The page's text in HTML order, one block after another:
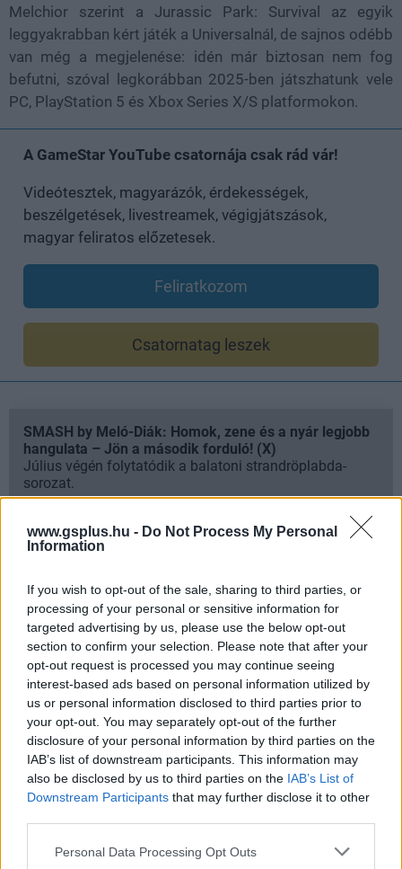
www.gsplus.hu - Do Not Process My Personal
Information
If you wish to opt-out of the sale, sharing to third parties, or
processing of your personal or sensitive information for
targeted advertising by us, please use the below opt-out
section to confirm your selection. Please note that after your
opt-out request is processed you may continue seeing
interest-based ads based on personal information utilized by
us or personal information disclosed to third parties prior to
your opt-out. You may separately opt-out of the further
disclosure of your personal information by third parties on the
IAB’s list of downstream participants. This information may
also be disclosed by us to third parties on the IAB’s List of
Downstream Participants that may further disclose it to other
Please note that this website/app uses one or more Google
Personal Data Processing Opt Outs
Melchior szerint a Jurassic Park: Survival az egyik
leggyakrabban kért játék a Universalnál, de sajnos odébb
van még a megjelenése: idén már biztosan nem fog
befutni, szóval legkorábban 2025-ben játszhatunk vele
PC, PlayStation 5 és Xbox Series X/S platformokon.
A GameStar YouTube csatornája csak rád vár!
Videótesztek, magyarázók, érdekességek,
beszélgetések, livestreamek, végigjátszások,
magyar feliratos előzetesek.
Feliratkozom
Csatornatag leszek
SMASH by Meló-Diák: Homok, zene és a nyár legjobb
hangulata – Jön a második forduló! (X)
Július végén folytatódik a balatoni strandröplabda-
sorozat.
interactive
Platformok: PC PlayStation 5 Xbox Series X